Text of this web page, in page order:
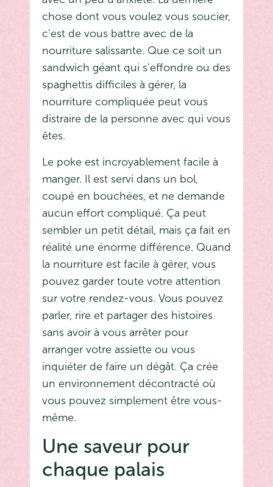
chose dont vous voulez vous soucier,
c'est de vous battre avec de la
nourriture salissante. Que ce soit un
sandwich géant qui s'effondre ou des
spaghettis difficiles à gérer, la
nourriture compliquée peut vous
distraire de la personne avec qui vous
êtes.
Le poke est incroyablement facile à
manger. Il est servi dans un bol,
coupé en bouchées, et ne demande
aucun effort compliqué. Ça peut
sembler un petit détail, mais ça fait en
réalité une énorme différence. Quand
la nourriture est facile à gérer, vous
pouvez garder toute votre attention
sur votre rendez-vous. Vous pouvez
parler, rire et partager des histoires
sans avoir à vous arrêter pour
arranger votre assiette ou vous
inquiéter de faire un dégât. Ça crée
un environnement décontracté où
vous pouvez simplement être vous-
même.
Une saveur pour
chaque palais